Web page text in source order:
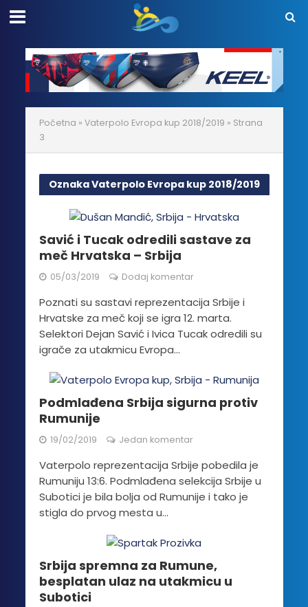
Početna » Vaterpolo Evropa kup 2018/2019 » Strana
3
Oznaka Vaterpolo Evropa kup 2018/2019
Savić i Tucak odredili sastave za
meč Hrvatska – Srbija
05/03/2019 Dodaj komentar
Poznati su sastavi reprezentacija Srbije i
Hrvatske za meč koji se igra 12. marta.
Selektori Dejan Savić i Ivica Tucak odredili su
igrače za utakmicu Evropa...
Podmlađena Srbija sigurna protiv
Rumunije
19/02/2019 Jedan komentar
Vaterpolo reprezentacija Srbije pobedila je
Rumuniju 13:6. Podmlađena selekcija Srbije u
Subotici je bila bolja od Rumunije i tako je
stigla do prvog mesta u...
Srbija spremna za Rumune,
besplatan ulaz na utakmicu u
Subotici